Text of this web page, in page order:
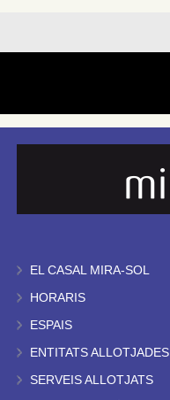
EL CASAL MIRA-SOL
HORARIS
ESPAIS
ENTITATS ALLOTJADES
SERVEIS ALLOTJATS